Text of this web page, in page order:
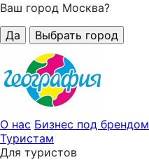
Ваш город Москва?
Да
Выбрать город
О нас Бизнес под брендом
Туристам
Для туристов